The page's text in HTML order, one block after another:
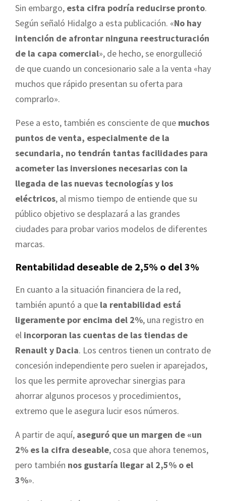
Sin embargo, esta cifra podría reducirse pronto.
Según señaló Hidalgo a esta publicación. «No hay
intención de afrontar ninguna reestructuración
de la capa comercial», de hecho, se enorgulleció
de que cuando un concesionario sale a la venta «hay
muchos que rápido presentan su oferta para
comprarlo».
Pese a esto, también es consciente de que muchos
puntos de venta, especialmente de la
secundaria, no tendrán tantas facilidades para
acometer las inversiones necesarias con la
llegada de las nuevas tecnologías y los
eléctricos, al mismo tiempo de entiende que su
público objetivo se desplazará a las grandes
ciudades para probar varios modelos de diferentes
marcas.
Rentabilidad deseable de 2,5% o del 3%
En cuanto a la situación financiera de la red,
también apuntó a que la rentabilidad está
ligeramente por encima del 2%, una registro en
el incorporan las cuentas de las tiendas de
Renault y Dacia. Los centros tienen un contrato de
concesión independiente pero suelen ir aparejados,
los que les permite aprovechar sinergias para
ahorrar algunos procesos y procedimientos,
extremo que le asegura lucir esos números.
A partir de aquí, aseguró que un margen de «un
2% es la cifra deseable, cosa que ahora tenemos,
pero también nos gustaría llegar al 2,5% o el
3%».